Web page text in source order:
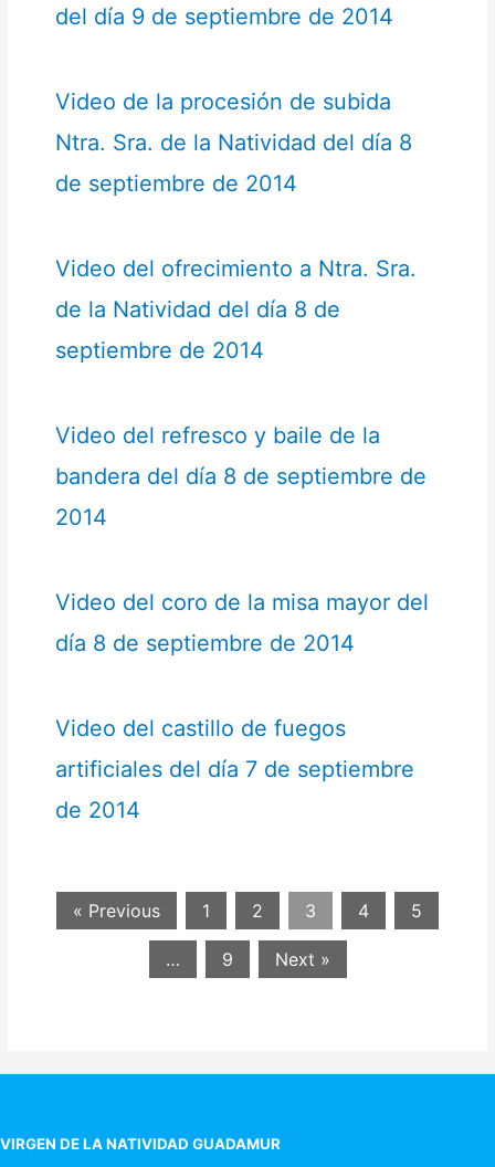
del día 9 de septiembre de 2014
Video de la procesión de subida
Ntra. Sra. de la Natividad del día 8
de septiembre de 2014
Video del ofrecimiento a Ntra. Sra.
de la Natividad del día 8 de
septiembre de 2014
Video del refresco y baile de la
bandera del día 8 de septiembre de
2014
Video del coro de la misa mayor del
día 8 de septiembre de 2014
Video del castillo de fuegos
artificiales del día 7 de septiembre
de 2014
« Previous 1 2 3 4 5
… 9 Next »
VIRGEN DE LA NATIVIDAD GUADAMUR